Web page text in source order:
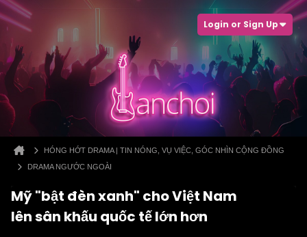
Login or Sign Up
HÓNG HỚT DRAMA | TIN NÓNG, VỤ VIỆC, GÓC NHÌN CỘNG ĐỒNG
DRAMA NGƯỚC NGOÀI
Mỹ "bật đèn xanh" cho Việt Nam
lên sân khấu quốc tế lớn hơn